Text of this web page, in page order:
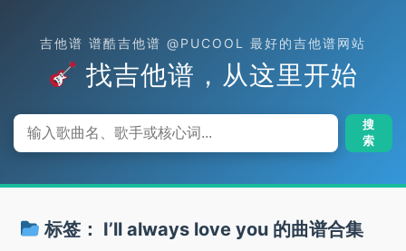
吉他谱 谱酷吉他谱 @PUCOOL 最好的吉他谱网站
找吉他谱，从这里开始
搜
索
标签： I’ll always love you的曲谱合集